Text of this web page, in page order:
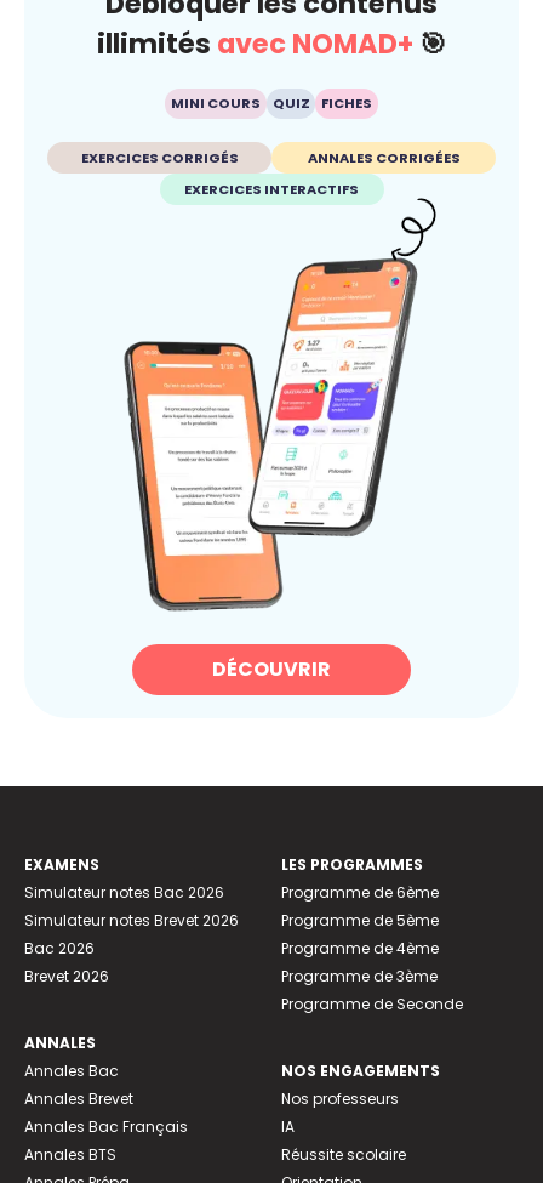
illimités avec NOMAD+ 🎯
MINI COURS QUIZ FICHES
EXERCICES CORRIGÉS
ANNALES CORRIGÉES
EXERCICES INTERACTIFS
DÉCOUVRIR
EXAMENS
Simulateur notes Bac 2026
Simulateur notes Brevet 2026
Bac 2026
Brevet 2026
ANNALES
Annales Bac
Annales Brevet
Annales Bac Français
Annales BTS
LES PROGRAMMES
Programme de 6ème
Programme de 5ème
Programme de 4ème
Programme de 3ème
Programme de Seconde
NOS ENGAGEMENTS
Nos professeurs
IA
Réussite scolaire